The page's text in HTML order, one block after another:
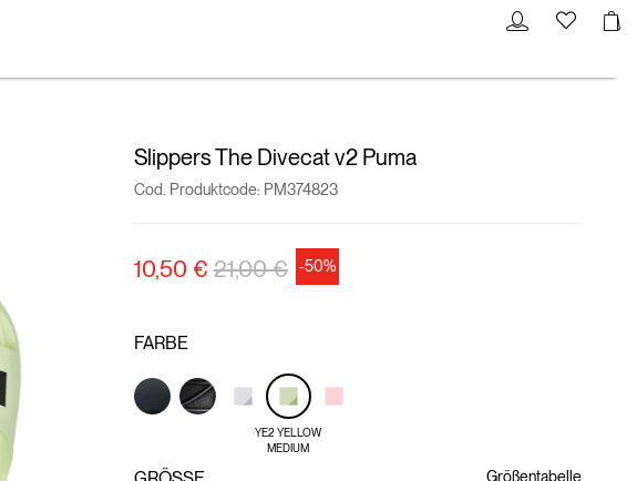
Slippers The Divecat v2 Puma
Cod. Produktcode: PM374823
10,50 €Preisreduzierung von
21,00 €auf
-50%
FARBE
YE2 YELLOW
MEDIUM
Größentabelle